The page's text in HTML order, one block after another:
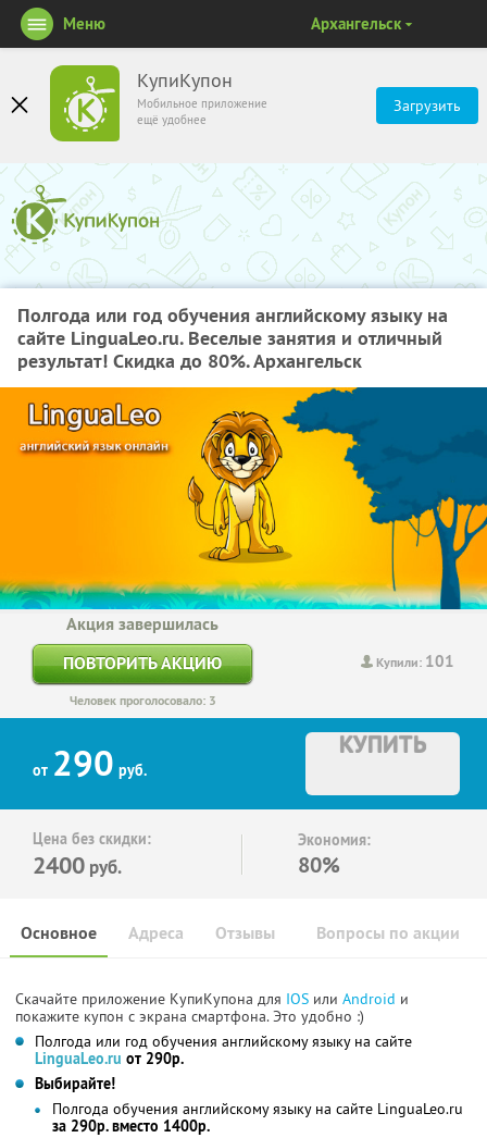
КупиКупон
Мобильное приложение
ещё удобнее
Загрузить
Меню Архангельск
Полгода или год обучения английскому языку на
сайте LinguaLeo.ru. Веселые занятия и отличный
результат! Скидка до 80%. Архангельск
Купили: 101
Акция завершилась
ПОВТОРИТЬ АКЦИЮ
Человек проголосовало: 3
от 290 руб.
КУПИТЬ
Цена без скидки:
2400 руб.
Экономия:
80%
Основное Отзывы Вопросы по акции
Адреса
Скачайте приложение КупиКупона для IOS или Android и
покажите купон с экрана смартфона. Это удобно :)
Полгода или год обучения английскому языку на сайте
LinguaLeo.ru от 290р.
Выбирайте!
Полгода обучения английскому языку на сайте LinguaLeo.ru
за 290р. вместо 1400р.